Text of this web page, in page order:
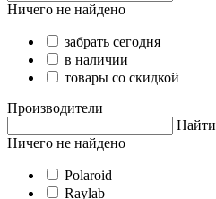
Ничего не найдено
забрать сегодня
в наличии
товары со скидкой
Производители
Найти
Ничего не найдено
Polaroid
Raylab